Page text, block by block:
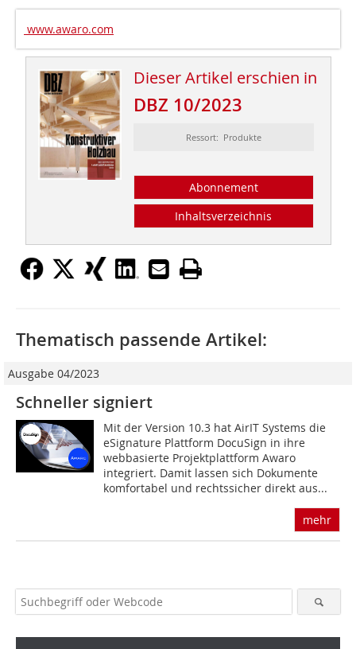
www.awaro.com
Dieser Artikel erschien in
DBZ 10/2023
Ressort: Produkte
Abonnement
Inhaltsverzeichnis
Thematisch passende Artikel:
Ausgabe 04/2023
Schneller signiert
Mit der Version 10.3 hat AirIT Systems die
eSignature Plattform DocuSign in ihre
webbasierte Projektplattform Awaro
integriert. Damit lassen sich Dokumente
komfortabel und rechtssicher direkt aus...
mehr